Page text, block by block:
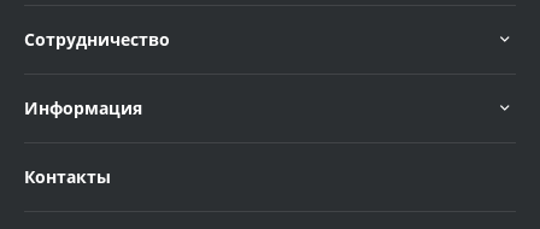
Сотрудничество
Информация
Контакты